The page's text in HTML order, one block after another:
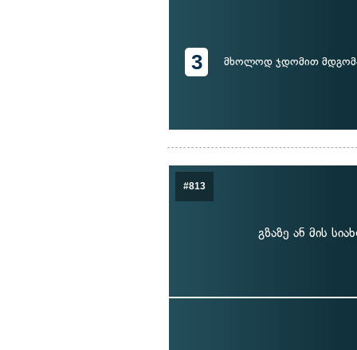
3 მხოლოდ ჯდომით
#813
გზაზე ან მის